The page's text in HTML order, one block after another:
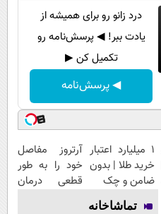
درد زانو رو برای همیشه از
یادت ببر! ◀ پرسش‌نامه رو
تکمیل کن ▶
◀ پرسش‌نامه
۱ میلیارد اعتبار
خرید طلا | بدون
ضامن و چک
آرتروز مفاصل
خود را به طور
قطعی درمان
تماشاخانه